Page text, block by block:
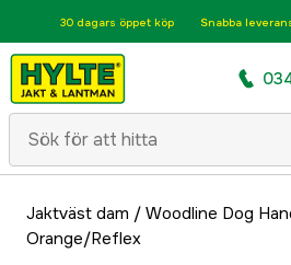
30 dagars öppet köp Snabba
Jaktväst dam / Woodline Dog
Orange/Reflex